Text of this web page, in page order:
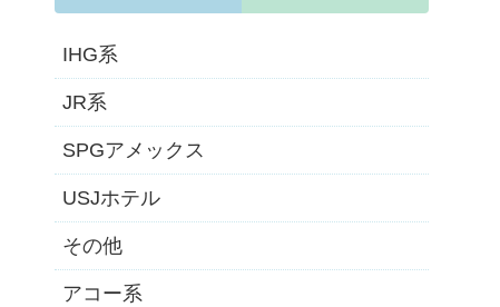
IHG系
JR系
SPGアメックス
USJホテル
その他
アコー系